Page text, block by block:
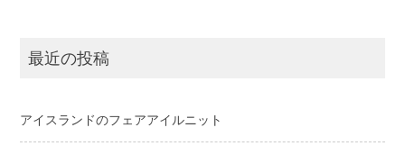
最近の投稿
アイスランドのフェアアイルニット